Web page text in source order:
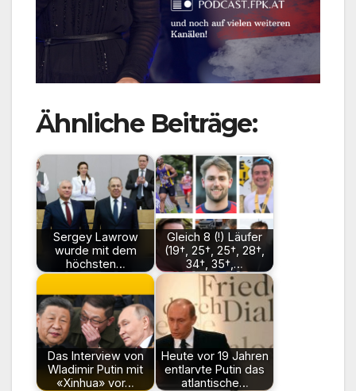
Ähnliche Beiträge:
Sergey Lawrow
wurde mit dem
höchsten…
Gleich 8 (!) Läufer
(19†, 25†, 25†, 28†,
34†, 35†,…
Das Interview von
Wladimir Putin mit
«Xinhua» vor…
Heute vor 19 Jahren
entlarvte Putin das
atlantische…